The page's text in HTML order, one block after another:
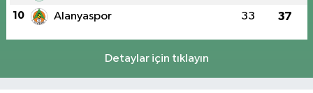
10 Alanyaspor 33 37
Detaylar için tıklayın